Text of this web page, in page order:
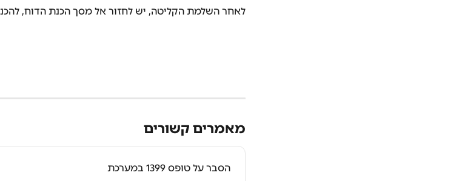
לאחר השלמת הקליטה, יש לחזור אל מסך הכנת הדוח, להכנס אל נספח
מאמרים קשורים
הסבר על טופס 1399 במערכת